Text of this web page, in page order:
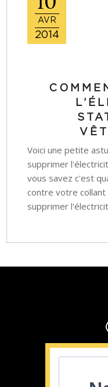
AVR
2014
Voici une petite
supprimer
vous savez c'est
contre votre
supprimer